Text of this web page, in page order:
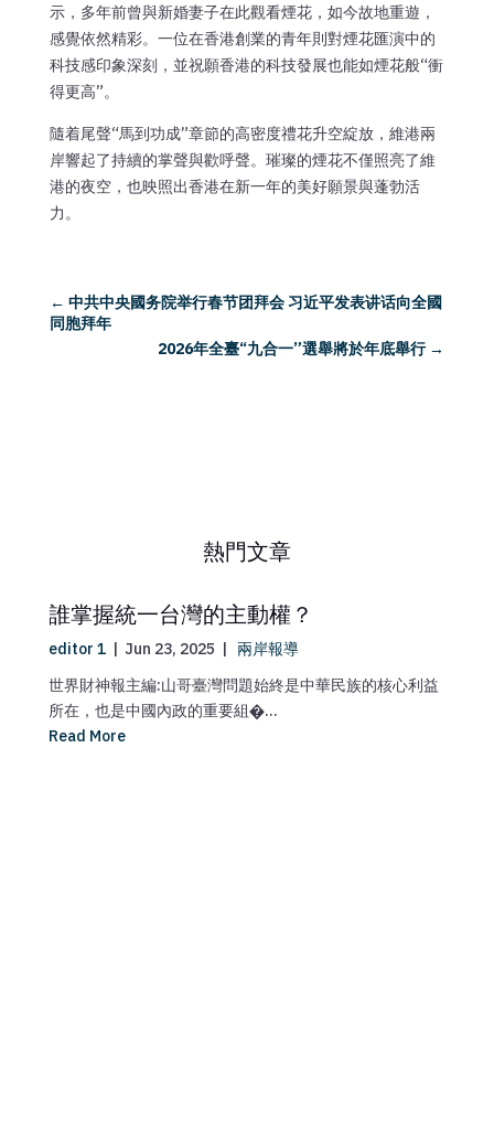
示，多年前曾與新婚妻子在此觀看煙花，如今故地重遊，
感覺依然精彩。一位在香港創業的青年則對煙花匯演中的
科技感印象深刻，並祝願香港的科技發展也能如煙花般“衝
得更高”。
隨着尾聲“馬到功成”章節的高密度禮花升空綻放，維港兩
岸響起了持續的掌聲與歡呼聲。璀璨的煙花不僅照亮了維
港的夜空，也映照出香港在新一年的美好願景與蓬勃活
力。
← 中共中央國务院举行春节团拜会 习近平发表讲话向全國
同胞拜年
2026年全臺“九合一”選舉將於年底舉行→
熱門文章
誰掌握統一台灣的主動權？
editor 1 | Jun 23, 2025 | 兩岸報導
世界財神報主編:山哥臺灣問題始終是中華民族的核心利益
所在，也是中國內政的重要組�...
Read More